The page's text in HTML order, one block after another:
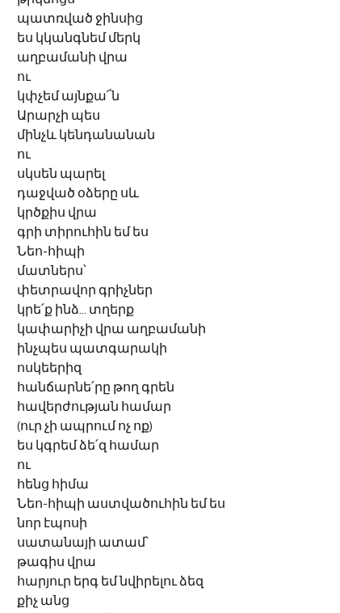
պատռված ջինսից
ես կկանգնեմ մերկ
աղբամանի վրա
ու
կփչեմ այնքա՜ն
Արարչի պես
մինչև կենդանանան
ու
սկսեն պարել
դաջված օձերը սև
կրծքիս վրա
գրի տիրուհին եմ ես
Նեո-հիպի
մատներս՝
փետրավոր գրիչներ
կրե՛ք ինձ... տղերք
կափարիչի վրա աղբամանի
ինչպես պատգարակի
ոսկեերիզ
հանճարնե՛րը թող գրեն
հավերժության համար
(ուր չի ապրում ոչ ոք)
ես կգրեմ ձե՛զ համար
ու
հենց հիմա
Նեո-հիպի աստվածուհին եմ ես
նոր էպոսի
սատանայի ատամ՝
թագիս վրա
հարյուր երգ եմ նվիրելու ձեզ
քիչ անց